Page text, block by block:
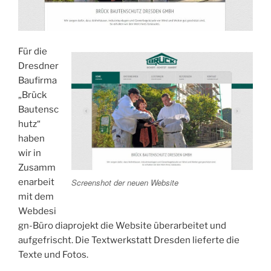
Screenshot der neuen Website
Für die
Dresdner
Baufirma
„Brück
Bautensc
hutz“
haben
wir in
Zusamm
enarbeit
mit dem
Webdesi
gn-Büro diaprojekt die Website überarbeitet und
aufgefrischt. Die Textwerkstatt Dresden lieferte die
Texte und Fotos.